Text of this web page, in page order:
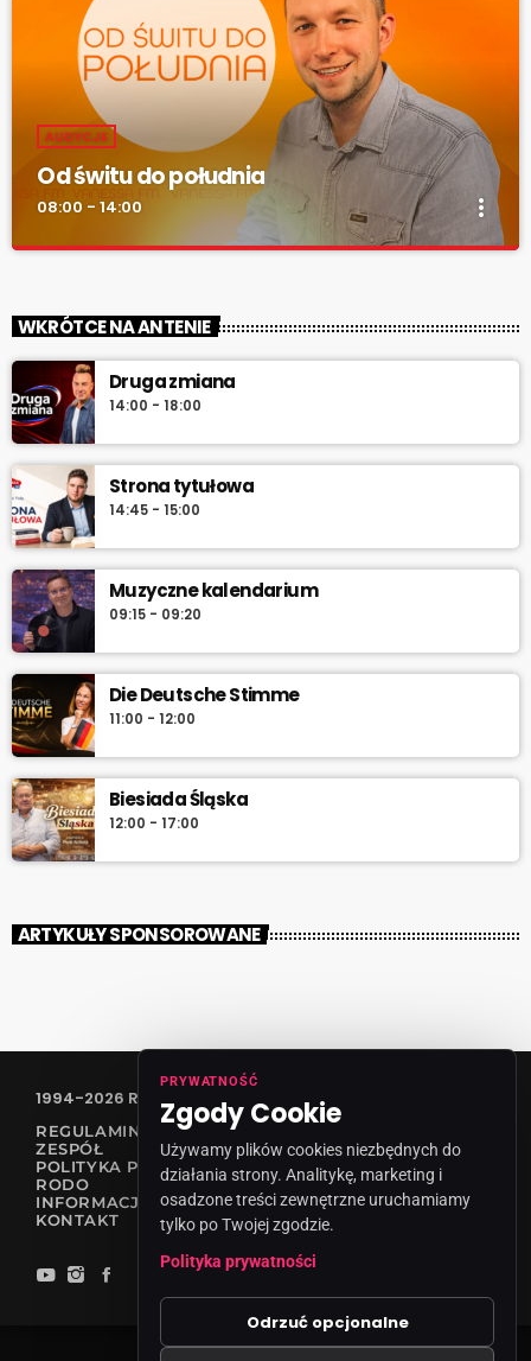
AUDYCJE
Od świtu do południa
08:00 - 14:00 more_vert
zacznij z nami każdy dzień!
„Od świtu do południa” – poranny program Radia Vanessa od
poniedziałku do soboty w godz. 6:00–12:00. Jakub Koniński
serwuje lokalne informacje, pogodę, przegląd wydarzeń i
najlepszą muzykę, która towarzyszy od pierwszych chwil dnia aż
WKRÓTCE NA ANTENIE
Druga zmiana
14:00 - 18:00
Strona tytułowa
14:45 - 15:00
Muzyczne kalendarium
09:15 - 09:20
Die Deutsche Stimme
11:00 - 12:00
Biesiada Śląska
12:00 - 17:00
ARTYKUŁY SPONSOROWANE
1994-2026 RADIO VANESSA SPÓŁKA Z O.O
REGULAMIN KONKURSÓW
ZESPÓŁ
POLITYKA PRYWATNOŚCI
RODO
INFORMACJA O NADAWCY
KONTAKT
PRYWATNOŚĆ
Zgody Cookie
Używamy plików cookies niezbędnych do
działania strony. Analitykę, marketing i
osadzone treści zewnętrzne uruchamiamy
tylko po Twojej zgodzie.
Polityka prywatności
Odrzuć opcjonalne